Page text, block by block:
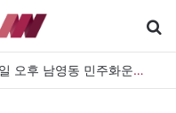
유가협 창립 40주년 기념식…12일 오후 남영동 민주화운동기념관